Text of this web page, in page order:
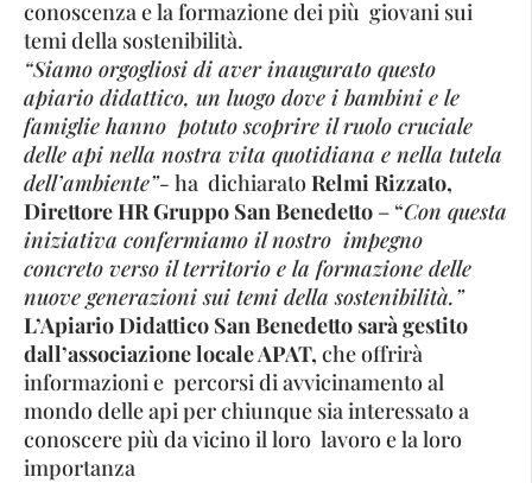
conoscenza e la formazione dei più giovani sui
temi della sostenibilità.
“Siamo orgogliosi di aver inaugurato questo
apiario didattico, un luogo dove i bambini e le
famiglie hanno potuto scoprire il ruolo cruciale
delle api nella nostra vita quotidiana e nella tutela
dell’ambiente”- ha dichiaratoRelmi Rizzato,
Direttore HR Gruppo San Benedetto – “Con questa
iniziativa confermiamo il nostro impegno
concreto verso il territorio e la formazione delle
nuove generazioni sui temi della sostenibilità.”
L’Apiario Didattico San Benedetto sarà gestito
dall’associazione locale APAT, che offrirà
informazioni e percorsi di avvicinamento al
mondo delle api per chiunque sia interessato a
conoscere più da vicino il loro lavoro e la loro
importanza